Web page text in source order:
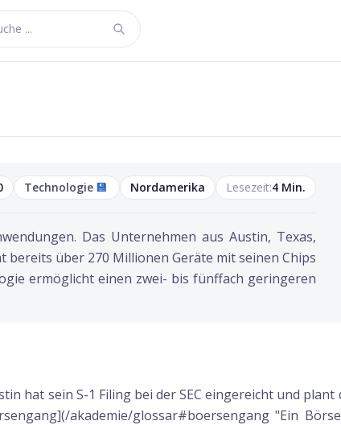
...
Technologie 💾 Nordamerika Lesezeit:4 Min.
Das Unternehmen aus Austin, Texas,
über 270 Millionen Geräte mit seinen Chips
ermöglicht einen zwei- bis fünffach geringeren
hat sein S-1 Filing bei der SEC eingereicht und
akademie/glossar#boersengang "Ein